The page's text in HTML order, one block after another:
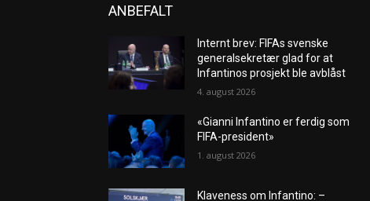
ANBEFALT
Internt brev: FIFAs svenske
generalsekretær glad for at
Infantinos prosjekt ble avblåst
4. august 2026
«Gianni Infantino er ferdig som
FIFA-president»
1. august 2026
Klaveness om Infantino: –